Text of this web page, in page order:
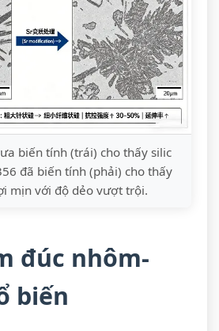
biến tính (trái) cho thấy silic
đã biến tính (phải) cho thấy
mịn với độ dẻo vượt trội.
đúc nhôm-
biến